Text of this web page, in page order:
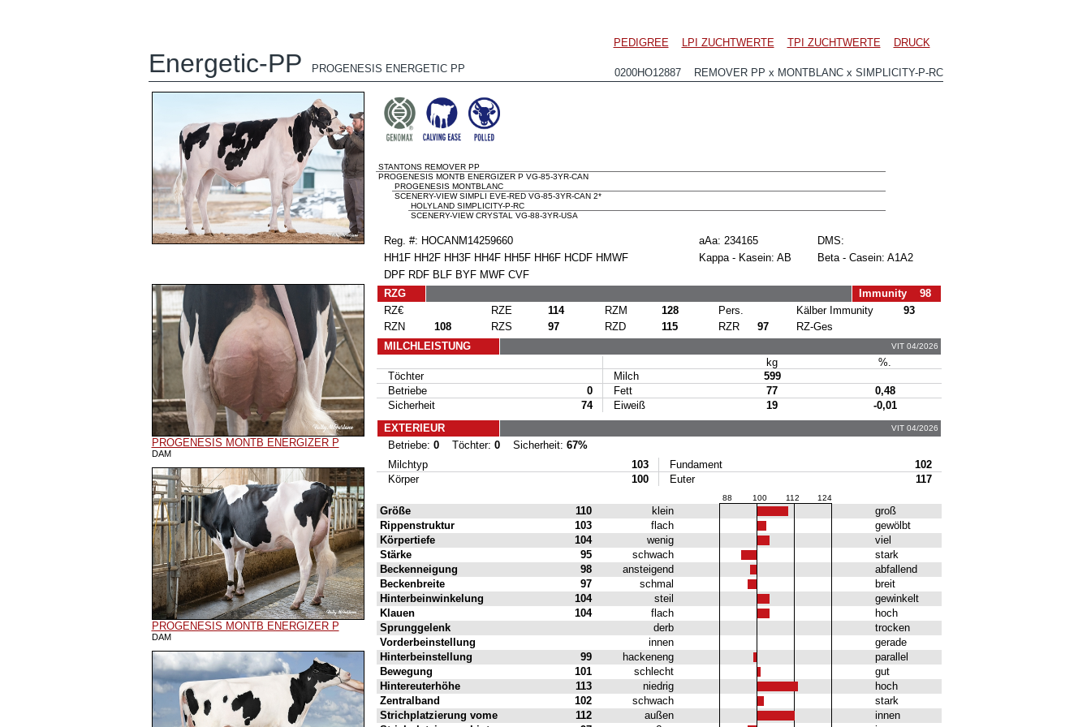
PEDIGREE LPI ZUCHTWERTE TPI ZUCHTWERTE DRUCK
Energetic-PP PROGENESIS ENERGETIC PP 0200HO12887 REMOVER PP x MONTBLANC x SIMPLICITY-P-RC
PROGENESIS MONTB ENERGIZER P
DAM
PROGENESIS MONTB ENERGIZER P
DAM
STANTONS REMOVER PP
PROGENESIS MONTB ENERGIZER P VG-85-3YR-CAN
PROGENESIS MONTBLANC
SCENERY-VIEW SIMPLI EVE-RED VG-85-3YR-CAN 2*
HOLYLAND SIMPLICITY-P-RC
SCENERY-VIEW CRYSTAL VG-88-3YR-USA
Reg. #: HOCANM14259660 aAa: 234165
DMS:
HH1F HH2F HH3F HH4F HH5F HH6F HCDF HMWF
Kappa - Kasein: AB
Beta - Casein: A1A2
DPF RDF BLF BYF MWF CVF
RZG
Immunity 98
RZ€
RZE 114 RZM 128 Pers. Kälber Immunity
93
RZN
108 RZS 97 RZD 115 RZR 97
RZ-Ges
MILCHLEISTUNG
VIT 04/2026
kg
%.
Töchter
Milch
599
Betriebe
0 Fett 77
0,48
Sicherheit
74 Eiweiß 19
-0,01
EXTERIEUR
VIT 04/2026
Betriebe: 0 Töchter: 0 Sicherheit: 67%
Milchtyp
103 Fundament
102
Körper
100 Euter 117
88 100 112 124
Größe 110 klein
groß
Rippenstruktur
103 flach
gewölbt
Körpertiefe
104 wenig
viel
Stärke
95 schwach
stark
Beckenneigung
98 ansteigend
abfallend
Beckenbreite
97 schmal
breit
Hinterbeinwinkelung
104 steil
gewinkelt
Klauen
104 flach
hoch
Sprunggelenk
derb
trocken
Vorderbeinstellung
innen
gerade
Hinterbeinstellung
99 hackeneng
parallel
Bewegung
101 schlecht
gut
Hintereuterhöhe
113 niedrig
hoch
Zentralband
102 schwach
stark
Strichplatzierung vome
112 außen
innen